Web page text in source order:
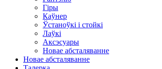
Гіры
Каўнер
Ўстаноўкі і стойкі
Лаўкі
Аксэсуары
Новае абсталяванне
Новае абсталяванне